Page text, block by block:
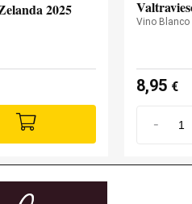
2025
Vino Blanco
8,95 €
-